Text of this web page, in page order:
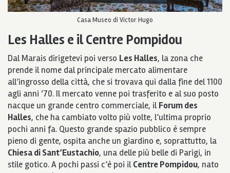
Casa Museo di Victor Hugo
Les Halles e il Centre Pompidou
Dal Marais dirigetevi poi verso Les Halles, la zona che
prende il nome dal principale mercato alimentare
all’ingrosso della città, che si trovava qui dalla fine del 1100
agli anni ‘70. Il mercato venne poi trasferito e al suo posto
nacque un grande centro commerciale, ilForum des
Halles, che ha cambiato volto più volte, l’ultima proprio
pochi anni fa. Questo grande spazio pubblico è sempre
pieno di gente, ospita anche un giardino e, soprattutto, la
Chiesa di Sant’Eustachio, una delle più belle di Parigi, in
stile gotico. A pochi passi c’è poi ilCentre Pompidou, nato